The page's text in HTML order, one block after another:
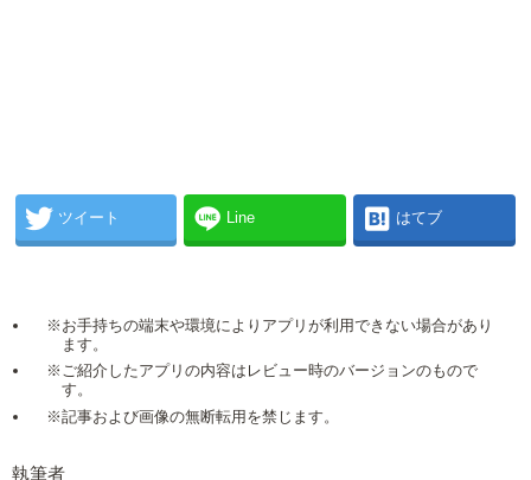
ツイート Line はてブ
※お手持ちの端末や環境によりアプリが利用できない場合があり
ます。
※ご紹介したアプリの内容はレビュー時のバージョンのもので
す。
※記事および画像の無断転用を禁じます。
執筆者